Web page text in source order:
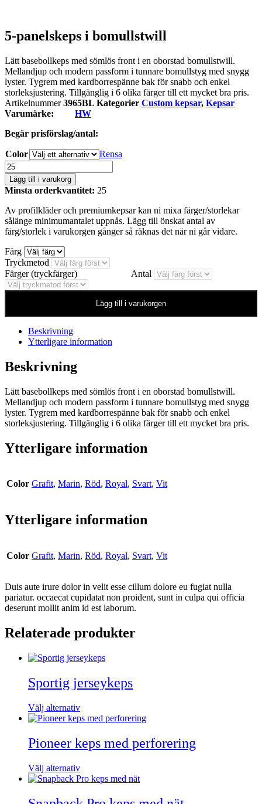
5-panelskeps i bomullstwill
Lätt basebollkeps med sömlös front i en oborstad bomullstwill.
Mellandjup och modern passform i tunnare bomullstyg med snygg
lyster. Tygrem med kardborrespänne bak för snabb och enkel
storleksjustering. Tillgänglig i 6 olika färger till ett mycket bra pris.
Artikelnummer3965BL Kategorier Custom kepsar, Kepsar
Varumärke:
HW
Begär prisförslag/antal:
Color
Rensa
5-
panelskeps
i
bomullstwill
mängd
Lägg till i varukorg
Minsta orderkvantitet: 25
Av profilkläder och premiumkepsar kan ni mixa färger/storlekar
sålänge minimumantalet uppnås. Lägg till önskat antal av
färg/storlek i varukorgen gånger så räknas det när ni går vidare.
Färg
Tryckmetod
Färger (tryckfärger)
Antal
Lägg till i varukorgen
Beskrivning
Ytterligare information
Beskrivning
Lätt basebollkeps med sömlös front i en oborstad bomullstwill.
Mellandjup och modern passform i tunnare bomullstyg med snygg
lyster. Tygrem med kardborrespänne bak för snabb och enkel
storleksjustering. Tillgänglig i 6 olika färger till ett mycket bra pris.
Ytterligare information
Color Grafit, Marin, Röd, Royal, Svart, Vit
Ytterligare information
Color Grafit, Marin, Röd, Royal, Svart, Vit
Duis aute irure dolor in velit esse cillum dolore eu fugiat nulla
pariatur. occaecat cupidatat non proident, sunt in culpa qui officia
deserunt mollit anim id est laborum.
Relaterade produkter
Sportig jerseykeps
Välj alternativDen
här
flera
De
olika
kan
Pioneer keps med perforering
Välj alternativDen
här
har